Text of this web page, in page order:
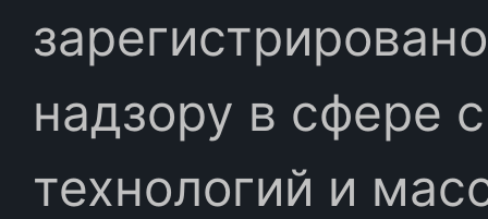
надзору в сфере
технологий и